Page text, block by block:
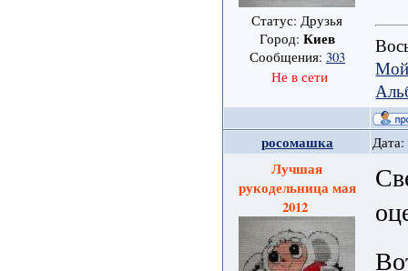
Статус: Друзья
Город: Киев
Сообщения: 303
Не в сети
росомашка
Лучшая
рукодельница мая
2012